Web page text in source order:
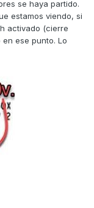
el segundo
si me explico)
unir al otro
unir el que
sin nada
se haya partido.
estamos viendo, si
activado (cierre
ese punto. Lo